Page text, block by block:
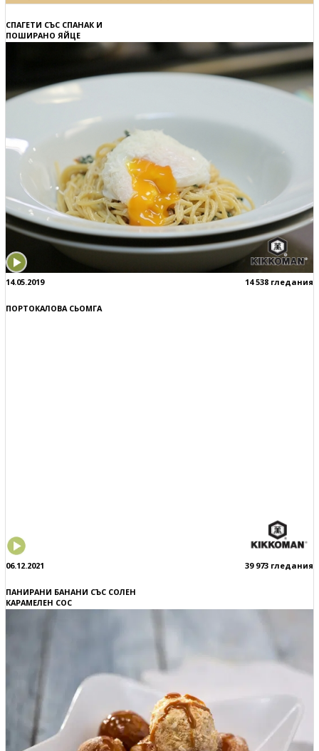
СПАГЕТИ СЪС СПАНАК И
ПОШИРАНО ЯЙЦЕ
14.05.2019 14 538 гледания
ПОРТОКАЛОВА СЬОМГА
06.12.2021 39 973 гледания
ПАНИРАНИ БАНАНИ СЪС СОЛЕН
КАРАМЕЛЕН СОС